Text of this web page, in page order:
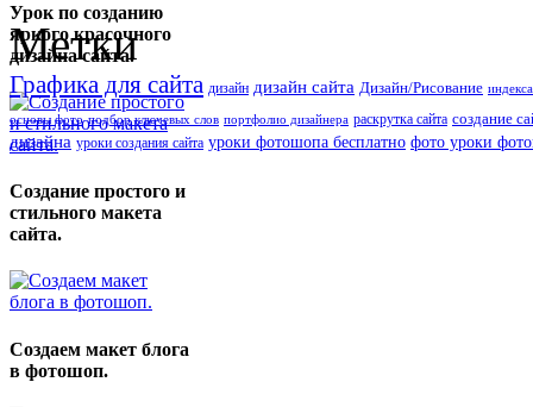
Урок по созданию
яркого красочного
дизайна сайта.
Создание простого и
стильного макета
сайта.
Создаем макет блога
в фотошоп.
Метки
Графика для сайта дизайн дизайн сайта Дизайн/Рисование
основы фото подбор ключевых слов портфолио дизайнера раскрутка сайта создание
дизайна уроки создания сайта уроки фотошопа бесплатно фото уроки